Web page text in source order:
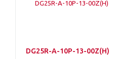
DG25R-A-10P-13-00Z(H)